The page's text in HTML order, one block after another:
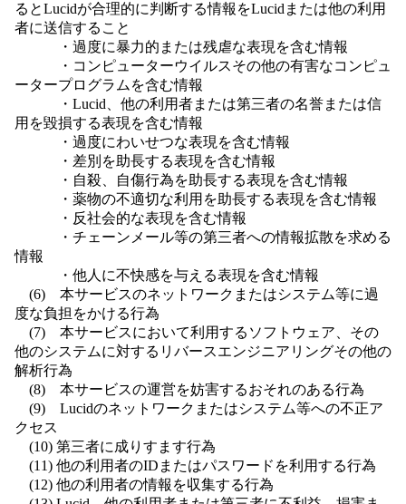
るとLucidが合理的に判断する情報をLucidまたは他の利用
者に送信すること
・過度に暴力的または残虐な表現を含む情報
・コンピューターウイルスその他の有害なコンピュ
ータープログラムを含む情報
・Lucid、他の利用者または第三者の名誉または信
用を毀損する表現を含む情報
・過度にわいせつな表現を含む情報
・差別を助長する表現を含む情報
・自殺、自傷行為を助長する表現を含む情報
・薬物の不適切な利用を助長する表現を含む情報
・反社会的な表現を含む情報
・チェーンメール等の第三者への情報拡散を求める
情報
・他人に不快感を与える表現を含む情報
(6) 本サービスのネットワークまたはシステム等に過
度な負担をかける行為
(7) 本サービスにおいて利用するソフトウェア、その
他のシステムに対するリバースエンジニアリングその他の
解析行為
(8) 本サービスの運営を妨害するおそれのある行為
(9) Lucidのネットワークまたはシステム等への不正ア
クセス
(10) 第三者に成りすます行為
(11) 他の利用者のIDまたはパスワードを利用する行為
(12) 他の利用者の情報を収集する行為